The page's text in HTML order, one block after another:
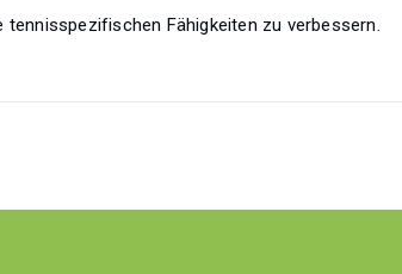
Fähigkeiten zu verbessern.